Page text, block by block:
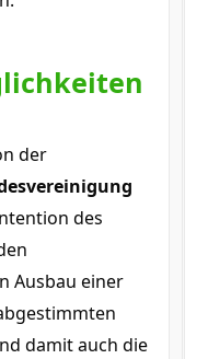
der
des
Ausbau einer
damit auch die